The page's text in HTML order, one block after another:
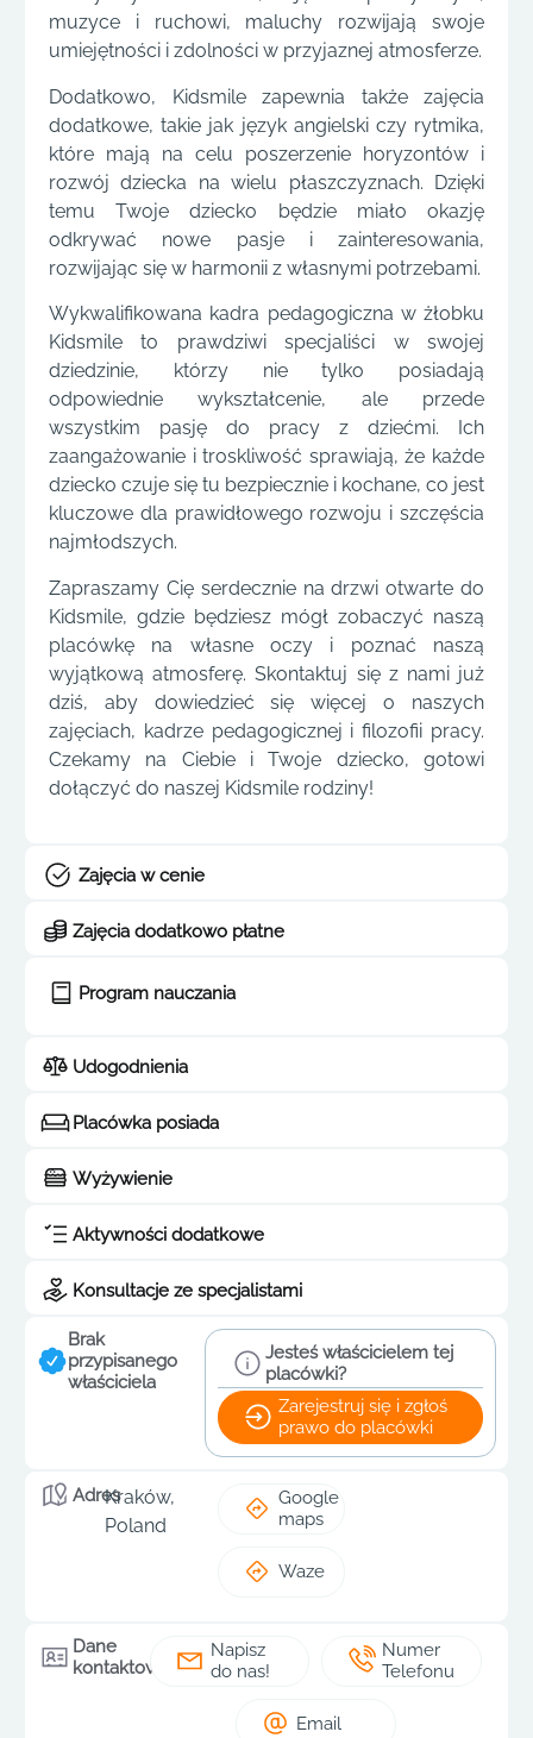
muzyce i ruchowi, maluchy rozwijają swoje
umiejętności i zdolności w przyjaznej atmosferze.
Dodatkowo, Kidsmile zapewnia także zajęcia
dodatkowe, takie jak język angielski czy rytmika,
które mają na celu poszerzenie horyzontów i
rozwój dziecka na wielu płaszczyznach. Dzięki
temu Twoje dziecko będzie miało okazję
odkrywać nowe pasje i zainteresowania,
rozwijając się w harmonii z własnymi potrzebami.
Wykwalifikowana kadra pedagogiczna w żłobku
Kidsmile to prawdziwi specjaliści w swojej
dziedzinie, którzy nie tylko posiadają
odpowiednie wykształcenie, ale przede
wszystkim pasję do pracy z dziećmi. Ich
zaangażowanie i troskliwość sprawiają, że każde
dziecko czuje się tu bezpiecznie i kochane, co jest
kluczowe dla prawidłowego rozwoju i szczęścia
najmłodszych.
Zapraszamy Cię serdecznie na drzwi otwarte do
Kidsmile, gdzie będziesz mógł zobaczyć naszą
placówkę na własne oczy i poznać naszą
wyjątkową atmosferę. Skontaktuj się z nami już
dziś, aby dowiedzieć się więcej o naszych
zajęciach, kadrze pedagogicznej i filozofii pracy.
Czekamy na Ciebie i Twoje dziecko, gotowi
dołączyć do naszej Kidsmile rodziny!
Zajęcia w cenie
Zajęcia dodatkowo płatne
Program nauczania
Udogodnienia
Placówka posiada
Wyżywienie
Aktywności dodatkowe
Konsultacje ze specjalistami
Brak
przypisanego
właściciela
Jesteś właścicielem tej
placówki?
Zarejestruj się i zgłoś
prawo do placówki
AdresKraków,
Poland
Google
maps
Waze
Dane
kontaktowe
Napisz
do nas!
Numer
Telefonu
Email